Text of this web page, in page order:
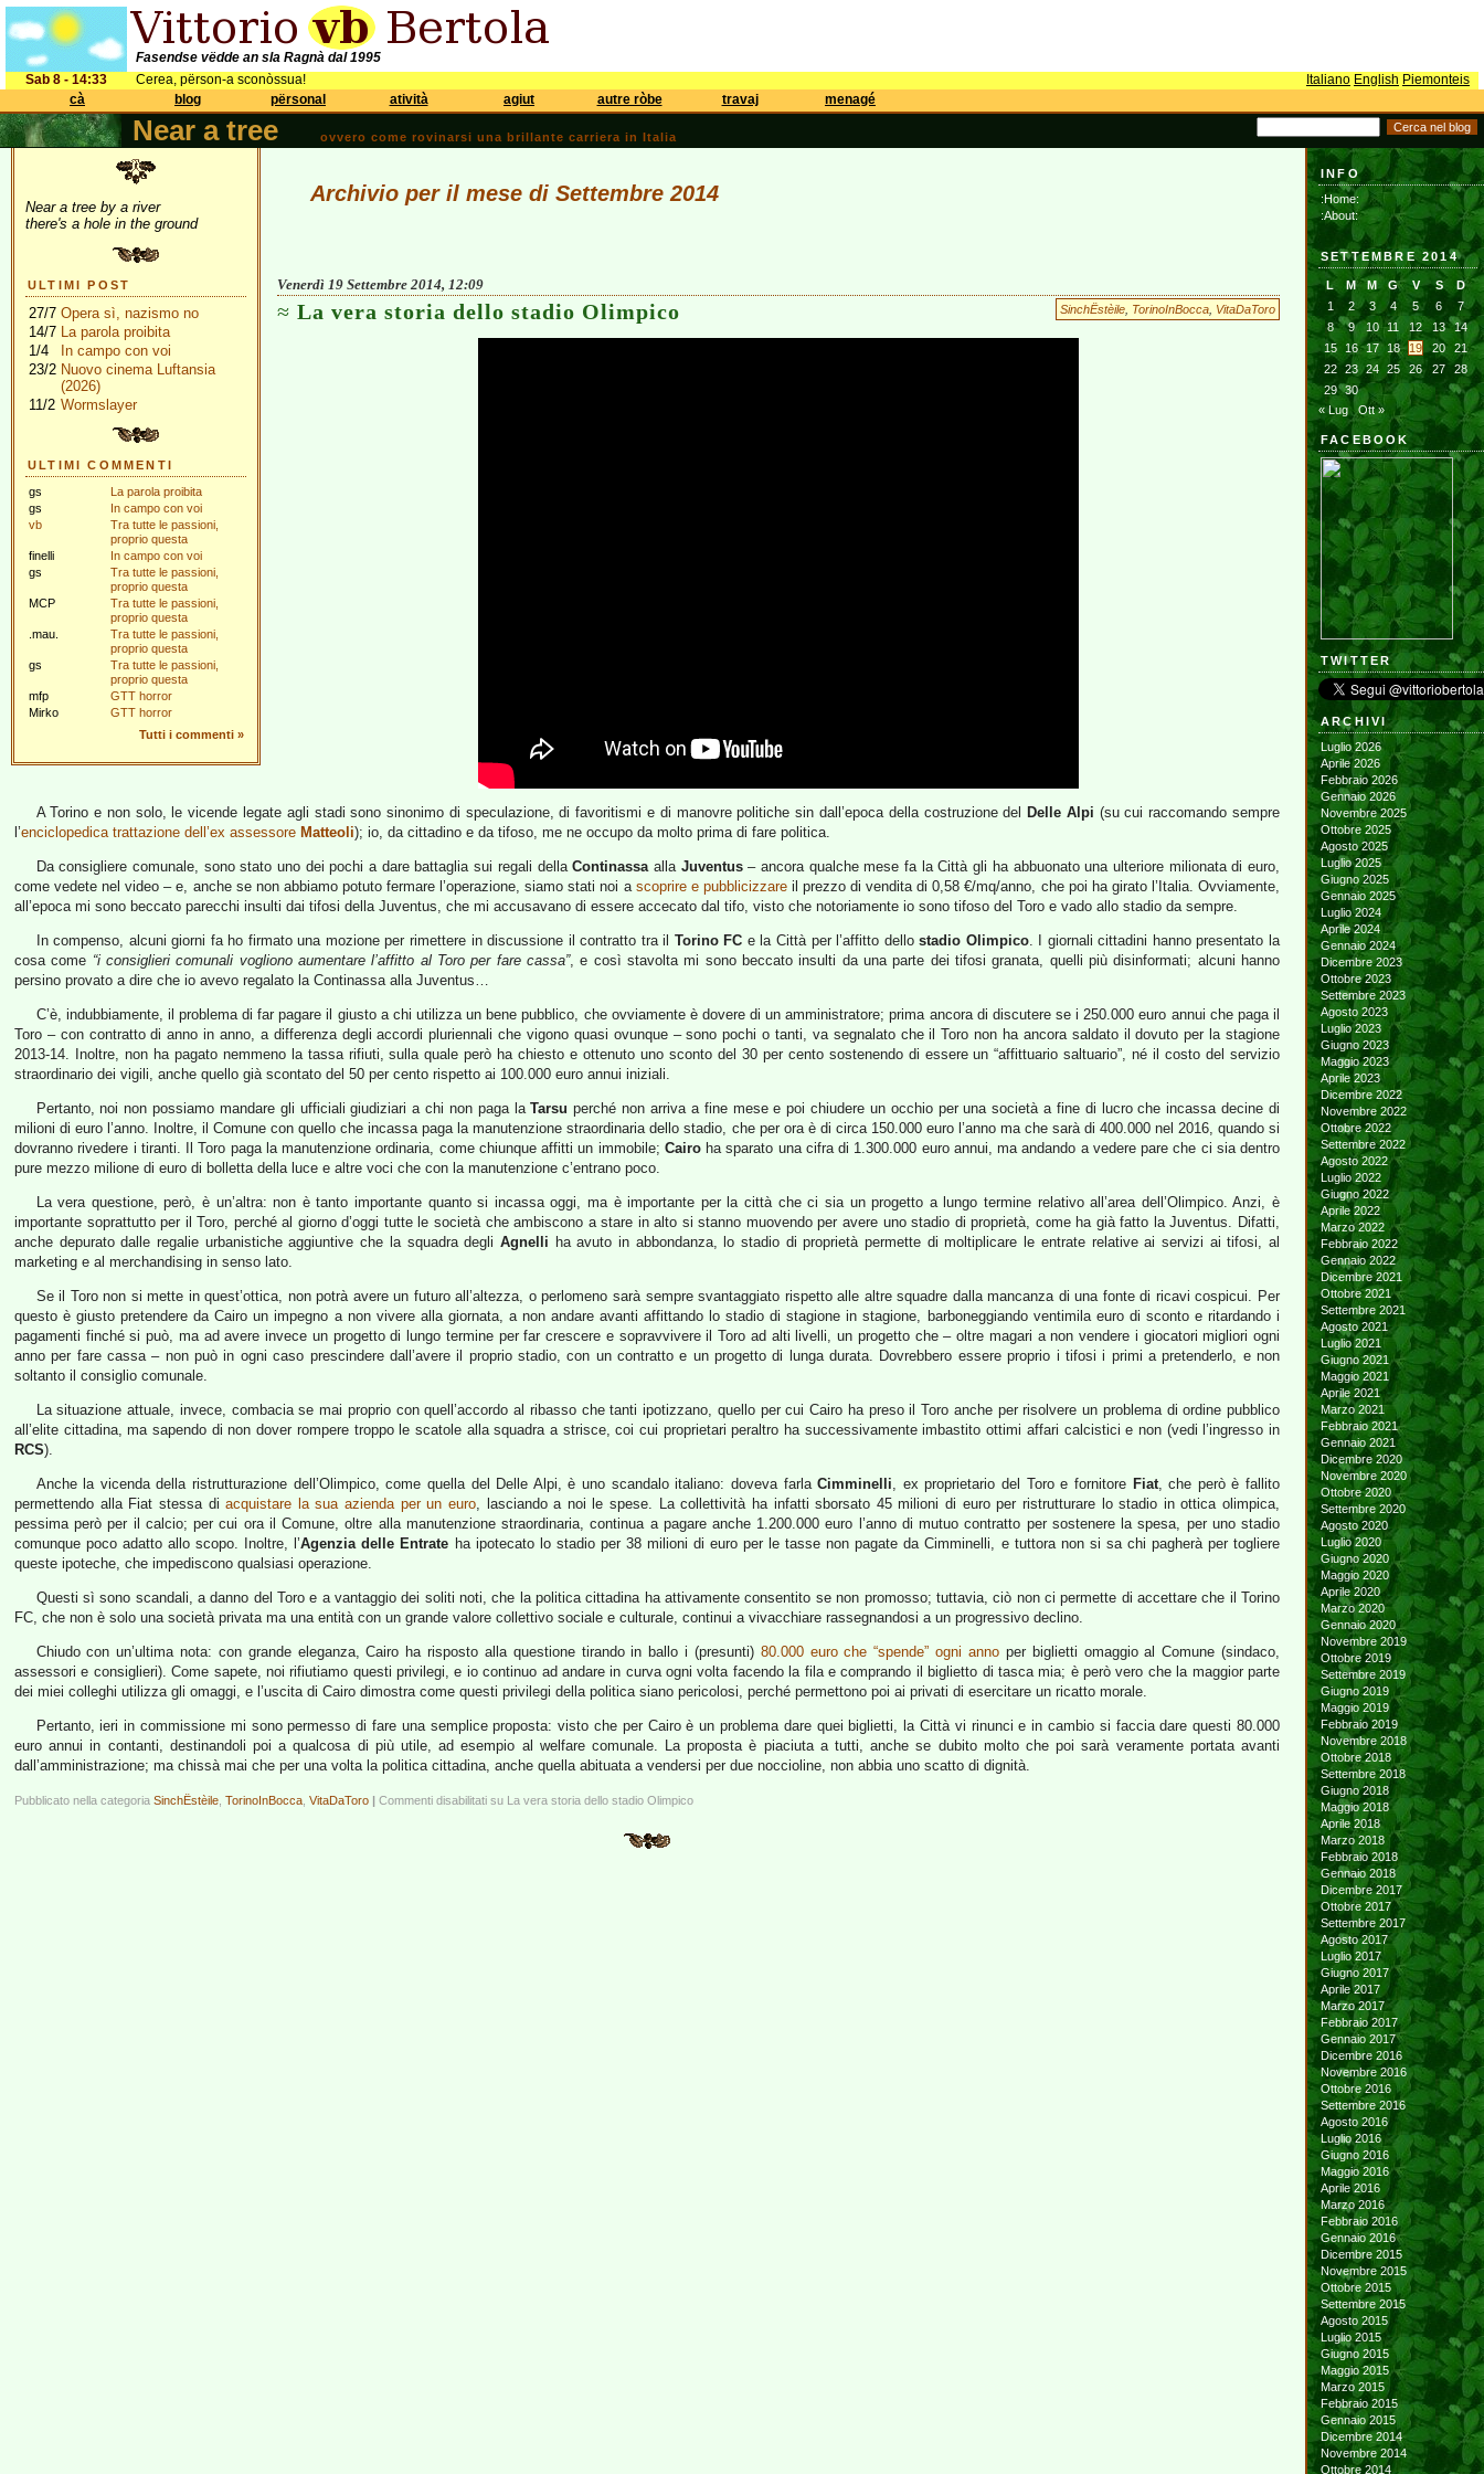
Fasendse vëdde an sla Ragnà dal 1995
Sab 8 - 14:33
Cerea, përson-a sconòssua! Italiano English Piemonteis
cà
blog përsonal atività agiut autre ròbe travaj menagé
Near a tree ovvero come rovinarsi una brillante carriera in Italia
Near a tree by a river
there's a hole in the ground
ULTIMI POST
27/7 Opera sì, nazismo no
14/7 La parola proibita
1/4
In campo con voi
23/2 Nuovo cinema Luftansia
(2026)
11/2 Wormslayer
ULTIMI COMMENTI
gs
La parola proibita
gs
In campo con voi
vb
Tra tutte le passioni,
proprio questa
finelli
In campo con voi
gs
Tra tutte le passioni,
proprio questa
MCP
Tra tutte le passioni,
proprio questa
.mau.
Tra tutte le passioni,
proprio questa
gs
Tra tutte le passioni,
proprio questa
mfp
GTT horror
Mirko
GTT horror
Tutti i commenti »
Archivio per il mese di Settembre 2014
Venerdì 19 Settembre 2014, 12:09
SinchËstèile TorinoInBocca VitaDaToro
La vera storia dello stadio Olimpico
A Torino e non solo, le vicende legate agli stadi sono sinonimo di speculazione, di favoritismi e di manovre politiche sin dall’epoca della costruzione del Delle Alpi (su cui raccomando sempre
l’enciclopedica trattazione dell’ex assessore Matteoli); io, da cittadino e da tifoso, me ne occupo da molto prima di fare politica.
Da consigliere comunale, sono stato uno dei pochi a dare battaglia sui regali dellaContinassaalla Juventus– ancora qualche mese fa la Città gli ha abbuonato una ulteriore milionata di euro,
come vedete nel video – e, anche se non abbiamo potuto fermare l’operazione, siamo stati noi a scoprire e pubblicizzareil prezzo di vendita di 0,58 €/mq/anno, che poi ha girato l’Italia. Ovviamente,
all’epoca mi sono beccato parecchi insulti dai tifosi della Juventus, che mi accusavano di essere accecato dal tifo, visto che notoriamente io sono tifoso del Toro e vado allo stadio da sempre.
In compenso, alcuni giorni fa ho firmato una mozione per rimettere in discussione il contratto tra il Torino FC e la Città per l’affitto dellostadio Olimpico. I giornali cittadini hanno presentato la
cosa come “i consiglieri comunali vogliono aumentare l’affitto al Toro per fare cassa”, e così stavolta mi sono beccato insulti da una parte dei tifosi granata, quelli più disinformati; alcuni hanno
persino provato a dire che io avevo regalato la Continassa alla Juventus…
C’è, indubbiamente, il problema di far pagare il giusto a chi utilizza un bene pubblico, che ovviamente è dovere di un amministratore; prima ancora di discutere se i 250.000 euro annui che paga il
Toro – con contratto di anno in anno, a differenza degli accordi pluriennali che vigono quasi ovunque – sono pochi o tanti, va segnalato che il Toro non ha ancora saldato il dovuto per la stagione
2013-14. Inoltre, non ha pagato nemmeno la tassa rifiuti, sulla quale però ha chiesto e ottenuto uno sconto del 30 per cento sostenendo di essere un “affittuario saltuario”, né il costo del servizio
straordinario dei vigili, anche quello già scontato del 50 per cento rispetto ai 100.000 euro annui iniziali.
Pertanto, noi non possiamo mandare gli ufficiali giudiziari a chi non paga laTarsu perché non arriva a fine mese e poi chiudere un occhio per una società a fine di lucro che incassa decine di
milioni di euro l’anno. Inoltre, il Comune con quello che incassa paga la manutenzione straordinaria dello stadio, che per ora è di circa 150.000 euro l’anno ma che sarà di 400.000 nel 2016, quando si
dovranno rivedere i tiranti. Il Toro paga la manutenzione ordinaria, come chiunque affitti un immobile; Cairoha sparato una cifra di 1.300.000 euro annui, ma andando a vedere pare che ci sia dentro
pure mezzo milione di euro di bolletta della luce e altre voci che con la manutenzione c’entrano poco.
La vera questione, però, è un’altra: non è tanto importante quanto si incassa oggi, ma è importante per la città che ci sia un progetto a lungo termine relativo all’area dell’Olimpico. Anzi, è
importante soprattutto per il Toro, perché al giorno d’oggi tutte le società che ambiscono a stare in alto si stanno muovendo per avere uno stadio di proprietà, come ha già fatto la Juventus. Difatti,
anche depurato dalle regalie urbanistiche aggiuntive che la squadra degli Agnelli ha avuto in abbondanza, lo stadio di proprietà permette di moltiplicare le entrate relative ai servizi ai tifosi, al
marketing e al merchandising in senso lato.
Se il Toro non si mette in quest’ottica, non potrà avere un futuro all’altezza, o perlomeno sarà sempre svantaggiato rispetto alle altre squadre dalla mancanza di una fonte di ricavi cospicui. Per
questo è giusto pretendere da Cairo un impegno a non vivere alla giornata, a non andare avanti affittando lo stadio di stagione in stagione, barboneggiando ventimila euro di sconto e ritardando i
pagamenti finché si può, ma ad avere invece un progetto di lungo termine per far crescere e sopravvivere il Toro ad alti livelli, un progetto che – oltre magari a non vendere i giocatori migliori ogni
anno per fare cassa – non può in ogni caso prescindere dall’avere il proprio stadio, con un contratto e un progetto di lunga durata. Dovrebbero essere proprio i tifosi i primi a pretenderlo, e non
soltanto il consiglio comunale.
La situazione attuale, invece, combacia se mai proprio con quell’accordo al ribasso che tanti ipotizzano, quello per cui Cairo ha preso il Toro anche per risolvere un problema di ordine pubblico
all’elite cittadina, ma sapendo di non dover rompere troppo le scatole alla squadra a strisce, coi cui proprietari peraltro ha successivamente imbastito ottimi affari calcistici e non (vedi l’ingresso in
RCS).
Anche la vicenda della ristrutturazione dell’Olimpico, come quella del Delle Alpi, è uno scandalo italiano: doveva farlaCimminelli, ex proprietario del Toro e fornitore Fiat, che però è fallito
permettendo alla Fiat stessa diacquistare la sua azienda per un euro, lasciando a noi le spese. La collettività ha infatti sborsato 45 milioni di euro per ristrutturare lo stadio in ottica olimpica,
pessima però per il calcio; per cui ora il Comune, oltre alla manutenzione straordinaria, continua a pagare anche 1.200.000 euro l’anno di mutuo contratto per sostenere la spesa, per uno stadio
comunque poco adatto allo scopo. Inoltre, l’Agenzia delle Entrate ha ipotecato lo stadio per 38 milioni di euro per le tasse non pagate da Cimminelli, e tuttora non si sa chi pagherà per togliere
queste ipoteche, che impediscono qualsiasi operazione.
Questi sì sono scandali, a danno del Toro e a vantaggio dei soliti noti, che la politica cittadina ha attivamente consentito se non promosso; tuttavia, ciò non ci permette di accettare che il Torino
FC, che non è solo una società privata ma una entità con un grande valore collettivo sociale e culturale, continui a vivacchiare rassegnandosi a un progressivo declino.
Chiudo con un’ultima nota: con grande eleganza, Cairo ha risposto alla questione tirando in ballo i (presunti) 80.000 euro che “spende” ogni annoper biglietti omaggio al Comune (sindaco,
assessori e consiglieri). Come sapete, noi rifiutiamo questi privilegi, e io continuo ad andare in curva ogni volta facendo la fila e comprando il biglietto di tasca mia; è però vero che la maggior parte
dei miei colleghi utilizza gli omaggi, e l’uscita di Cairo dimostra come questi privilegi della politica siano pericolosi, perché permettono poi ai privati di esercitare un ricatto morale.
Pertanto, ieri in commissione mi sono permesso di fare una semplice proposta: visto che per Cairo è un problema dare quei biglietti, la Città vi rinunci e in cambio si faccia dare questi 80.000
euro annui in contanti, destinandoli poi a qualcosa di più utile, ad esempio al welfare comunale. La proposta è piaciuta a tutti, anche se dubito molto che poi sarà veramente portata avanti
dall’amministrazione; ma chissà mai che per una volta la politica cittadina, anche quella abituata a vendersi per due noccioline, non abbia uno scatto di dignità.
Pubblicato nella categoria SinchËstèile TorinoInBocca VitaDaToro | Commenti disabilitati su La vera storia dello stadio Olimpico
INFO
:Home:
:About:
SETTEMBRE 2014
L M M G V S
D
1
2 3 4 5 6
7
8
9 10 11 12 13
14
15
16 17 18 19 20
21
22
23 24 25 26 27
28
29 30
« Lug
Ott »
FACEBOOK
TWITTER
ARCHIVI
Luglio 2026
Aprile 2026
Febbraio 2026
Gennaio 2026
Novembre 2025
Ottobre 2025
Agosto 2025
Luglio 2025
Giugno 2025
Gennaio 2025
Luglio 2024
Aprile 2024
Gennaio 2024
Dicembre 2023
Ottobre 2023
Settembre 2023
Agosto 2023
Luglio 2023
Giugno 2023
Maggio 2023
Aprile 2023
Dicembre 2022
Novembre 2022
Ottobre 2022
Settembre 2022
Agosto 2022
Luglio 2022
Giugno 2022
Aprile 2022
Marzo 2022
Febbraio 2022
Gennaio 2022
Dicembre 2021
Ottobre 2021
Settembre 2021
Agosto 2021
Luglio 2021
Giugno 2021
Maggio 2021
Aprile 2021
Marzo 2021
Febbraio 2021
Gennaio 2021
Dicembre 2020
Novembre 2020
Ottobre 2020
Settembre 2020
Agosto 2020
Luglio 2020
Giugno 2020
Maggio 2020
Aprile 2020
Marzo 2020
Gennaio 2020
Novembre 2019
Ottobre 2019
Settembre 2019
Giugno 2019
Maggio 2019
Febbraio 2019
Novembre 2018
Ottobre 2018
Settembre 2018
Giugno 2018
Maggio 2018
Aprile 2018
Marzo 2018
Febbraio 2018
Gennaio 2018
Dicembre 2017
Ottobre 2017
Settembre 2017
Agosto 2017
Luglio 2017
Giugno 2017
Aprile 2017
Marzo 2017
Febbraio 2017
Gennaio 2017
Dicembre 2016
Novembre 2016
Ottobre 2016
Settembre 2016
Agosto 2016
Luglio 2016
Giugno 2016
Maggio 2016
Aprile 2016
Marzo 2016
Febbraio 2016
Gennaio 2016
Dicembre 2015
Novembre 2015
Ottobre 2015
Settembre 2015
Agosto 2015
Luglio 2015
Giugno 2015
Maggio 2015
Marzo 2015
Febbraio 2015
Gennaio 2015
Dicembre 2014
Novembre 2014
Ottobre 2014